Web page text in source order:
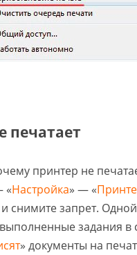
печатает
принтер не
«Настройка» — «
снимите запрет.
задания в
» документы на